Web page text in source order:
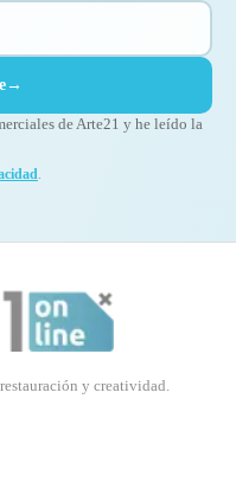
→
de Arte21 y he leído la
.
y creatividad.